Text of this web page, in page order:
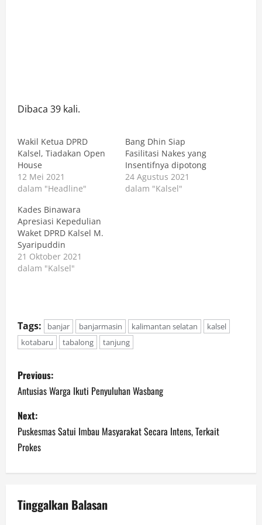
Dibaca 39 kali.
Wakil Ketua DPRD
Kalsel, Tiadakan Open
House
12 Mei 2021
dalam "Headline"
Bang Dhin Siap
Fasilitasi Nakes yang
Insentifnya dipotong
24 Agustus 2021
dalam "Kalsel"
Kades Binawara
Apresiasi Kepedulian
Waket DPRD Kalsel M.
Syaripuddin
21 Oktober 2021
dalam "Kalsel"
Tags: banjar banjarmasin kalimantan selatan
kalsel
kotabaru
tabalong tanjung
P
o
s
t
n
a
v
Previous:
Antusias Warga Ikuti Penyuluhan Wasbang
Next:
Puskesmas Satui Imbau Masyarakat Secara Intens, Terkait
Prokes
Tinggalkan Balasan